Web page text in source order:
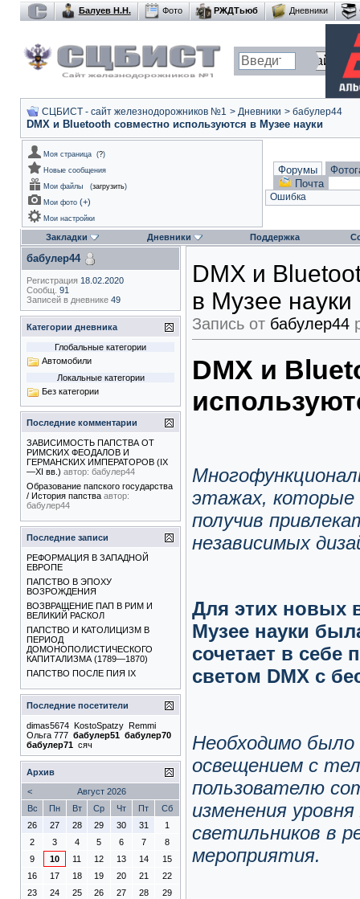
Балуев Н.Н. Фото РЖДТьюб Дневники
СЦБИСТ - сайт железнодорожников №1 > Дневники > бабулер44
DMX и Bluetooth совместно используются в Музее науки
Моя страница (?)
Новые сообщения
Мои файлы
(загрузить)
Мои фото (+)
Мои настройки
Форумы
Почта
Ошибка
Закладки Дневники Поддержка
DMX и
в Музее науки
Запись от бабулер44
DMX и
этажах, которые
получив
независимых
Для этих новых
Музее науки
сочетает в себе
светом DMX с
Необходимо было
освещением с
пользователю
изменения
светильников в
мероприятия.
бабулер44
Регистрация 18.02.2020
Сообщ. 91
Записей в дневнике 49
Категории дневника
Глобальные категории
Автомобили
Локальные категории
Без категории
Последние комментарии
ЗАВИСИМОСТЬ ПАПСТВА ОТ
РИМСКИХ ФЕОДАЛОВ И
ГЕРМАНСКИХ ИМПЕРАТОРОВ (IX
—XI вв.) автор: бабулер44
Образование папского государства
/ История папства автор:
бабулер44
Последние записи
РЕФОРМАЦИЯ В ЗАПАДНОЙ
ЕВРОПЕ
ПАПСТВО В ЭПОХУ
ВОЗРОЖДЕНИЯ
ВОЗВРАЩЕНИЕ ПАП В РИМ И
ВЕЛИКИЙ РАСКОЛ
ПАПСТВО И КАТОЛИЦИЗМ В
ПЕРИОД
ДОМОНОПОЛИСТИЧЕСКОГО
КАПИТАЛИЗМА (1789—1870)
ПАПСТВО ПОСЛЕ ПИЯ IX
Последние посетители
dimas5674 KostoSpatzy
Remmi
Ольга 777 бабулер51 бабулер70
бабулер71 сяч
Архив
<
Август 2026
Вс
Пн Вт Ср Чт Пт
Сб
26
27 28 29 30 31
1
2
3 4 5 6 7
8
9
10 11 12 13 14
15
16
17 18 19 20 21
22
23
24 25 26 27 28
29